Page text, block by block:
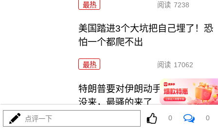
最热 阅读 7238
美国踏进3个大坑把自己埋了！恐
怕一个都爬不出
最热 阅读 17062
特朗普要对伊朗动手？最狠的还
没来，最骚的来了
最热
点评一下 0 0